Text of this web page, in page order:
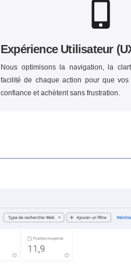
Expérience Utilisateur
Nous optimisons la navigation, la
facilité de chaque action pour que
confiance et achètent sans frustration.